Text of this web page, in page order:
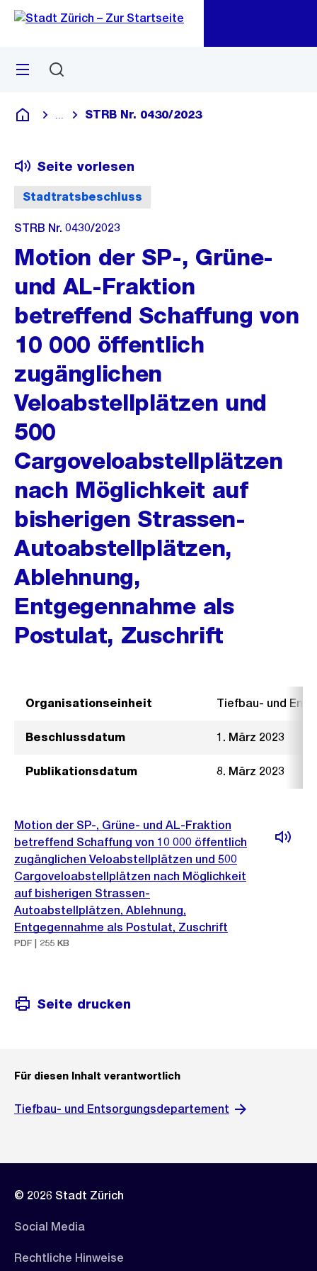
Navigation
Sprunglink
Menü
Deutsch
Blende alle Breadcrumbs ein
STRB Nr. 0430/2023
Stadtratsbeschluss
Seite vorlesen
STRB Nr. 0430/2023
Motion der SP-, Grüne-
und AL-Fraktion
betreffend Schaffung von
10 000 öffentlich
zugänglichen
Veloabstellplätzen und
500
Cargoveloabstellplätzen
nach Möglichkeit auf
bisherigen Strassen-
Autoabstellplätzen,
Ablehnung,
Entgegennahme als
Postulat, Zuschrift
Organisationseinheit Tiefbau- und
Beschlussdatum 1. März 2023
Publikationsdatum 8. März 2023
Motion der SP-, Grüne- und AL-Fraktion
betreffend Schaffung von 10 000 öffentlich
zugänglichen Veloabstellplätzen und 500
Cargoveloabstellplätzen nach Möglichkeit
auf bisherigen Strassen-
Autoabstellplätzen, Ablehnung,
Entgegennahme als Postulat, Zuschrift
PDF | 255 KB
Seite drucken
Für diesen Inhalt verantwortlich
Tiefbau- und Entsorgungsdepartement
© 2026 Stadt Zürich
Social Media
Rechtliche Hinweise